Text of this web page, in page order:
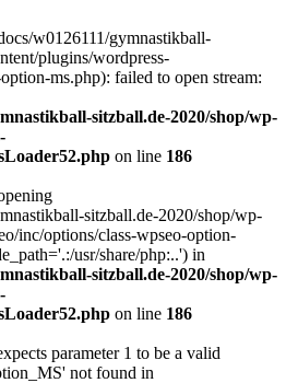
w0126111/gymnastikball-
plugins/wordpress-
ms.php): failed to open stream:
sitzball.de-2020/shop/wp-
on line 186
sitzball.de-2020/shop/wp-
inc/options/class-wpseo-option-
usr/share/php:..') in
sitzball.de-2020/shop/wp-
on line 186
parameter 1 to be a valid
not found in